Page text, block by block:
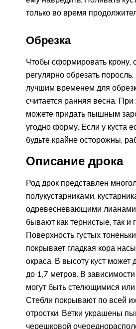
только во время
Обрезка
Чтобы сформировать крону,
регулярно обрезать
лучшим временем для
считается ранняя весна.
можете придать пышным
угодно форму. Если у куста
будьте крайне осторожны,
Описание дрока
Род дрок представлен
полукустарниками,
одревесневающими
бывают как тернистые, так и
Поверхность густых
покрывает гладкая кора
окраса. В высоту куст может
до 1,7 метров. В
могут быть стелющимися
Стебли покрывают по всей
отростки. Ветки украшены
черешковой